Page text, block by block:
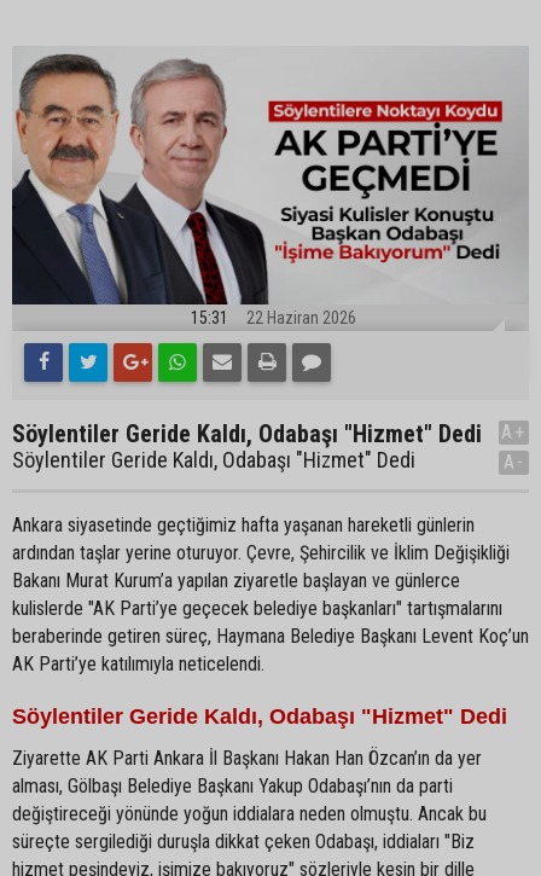
15:31 22 Haziran 2026
Söylentiler Geride Kaldı, Odabaşı "Hizmet" Dedi
Söylentiler Geride Kaldı, Odabaşı "Hizmet" Dedi
A+
A-
Ankara siyasetinde geçtiğimiz hafta yaşanan hareketli günlerin
ardından taşlar yerine oturuyor. Çevre, Şehircilik ve İklim Değişikliği
Bakanı Murat Kurum’a yapılan ziyaretle başlayan ve günlerce
kulislerde "AK Parti’ye geçecek belediye başkanları" tartışmalarını
beraberinde getiren süreç, Haymana Belediye Başkanı Levent Koç’un
AK Parti’ye katılımıyla neticelendi.
Söylentiler Geride Kaldı, Odabaşı "Hizmet" Dedi
Ziyarette AK Parti Ankara İl Başkanı Hakan Han Özcan’ın da yer
alması, Gölbaşı Belediye Başkanı Yakup Odabaşı’nın da parti
değiştireceği yönünde yoğun iddialara neden olmuştu. Ancak bu
süreçte sergilediği duruşla dikkat çeken Odabaşı, iddiaları "Biz
hizmet peşindeyiz, işimize bakıyoruz" sözleriyle kesin bir dille